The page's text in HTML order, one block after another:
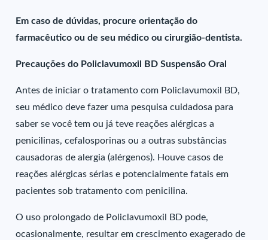
Em caso de dúvidas, procure orientação do
farmacêutico ou de seu médico ou cirurgião-dentista.
Precauções do Policlavumoxil BD Suspensão Oral
Antes de iniciar o tratamento com Policlavumoxil BD,
seu médico deve fazer uma pesquisa cuidadosa para
saber se você tem ou já teve reações alérgicas a
penicilinas, cefalosporinas ou a outras substâncias
causadoras de alergia (alérgenos). Houve casos de
reações alérgicas sérias e potencialmente fatais em
pacientes sob tratamento com penicilina.
O uso prolongado de Policlavumoxil BD pode,
ocasionalmente, resultar em crescimento exagerado de